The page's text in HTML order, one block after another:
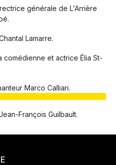
générale de L'Arrière
Lamarre.
et actrice Élia St-
Marco Calliari.
François Guilbault.